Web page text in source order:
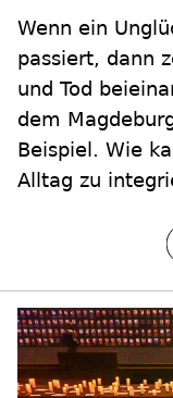
Wenn ein
passiert, dann
und Tod
dem
Beispiel. Wie
Alltag zu